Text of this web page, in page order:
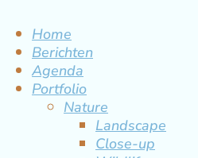
Home
Berichten
Agenda
Portfolio
Nature
Landscape
Close-up